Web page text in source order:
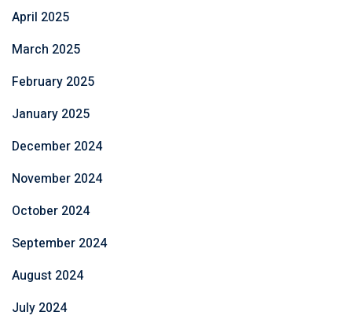
April 2025
March 2025
February 2025
January 2025
December 2024
November 2024
October 2024
September 2024
August 2024
July 2024